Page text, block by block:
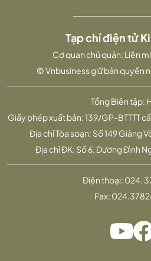
Tổng Biên tập:
Giấy phép xuất bản: 139/GP-BTTTT
Địa chỉ Tòa soạn: Số 149 Giảng
Địa chỉ ĐK: Số 6, Dương Đình
Tạp chí điện tử
Cơ quan chủ quản: Liên
© Vnbusiness giữ bản quyền
Điện thoại: 024.
Fax: